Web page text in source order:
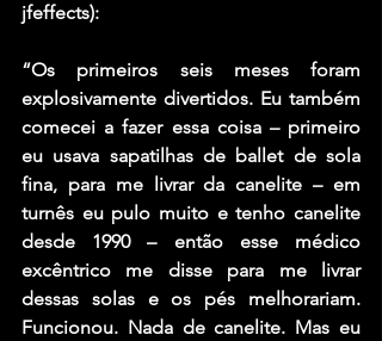
jfeffects):
“Os primeiros seis meses foram
explosivamente divertidos. Eu também
comecei a fazer essa coisa – primeiro
eu usava sapatilhas de ballet de sola
fina, para me livrar da canelite – em
turnês eu pulo muito e tenho canelite
desde 1990 – então esse médico
excêntrico me disse para me livrar
dessas solas e os pés melhorariam.
Funcionou. Nada de canelite. Mas eu